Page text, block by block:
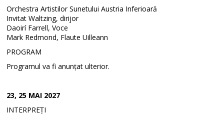
Orchestra Artistilor Sunetului Austria Inferioară
Invitat Waltzing, dirijor
Daoirí Farrell, Voce
Mark Redmond, Flaute Uilleann
PROGRAM
Programul va fi anunțat ulterior.
23, 25 MAI 2027
INTERPREȚI